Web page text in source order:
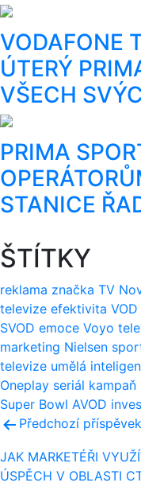
VODAFONE
ÚTERÝ
VŠECH
PRIMA
STANICE
ŠTÍTKY
reklama značka TV
televize efektivita VOD
SVOD emoce Voyo
marketing Nielsen
televize umělá
Oneplay seriál kampaň
Super Bowl AVOD
Navigace
pro
příspěvek
Předchozí příspěvek
JAK MARKETÉŘI
ÚSPĚCH V OBLASTI